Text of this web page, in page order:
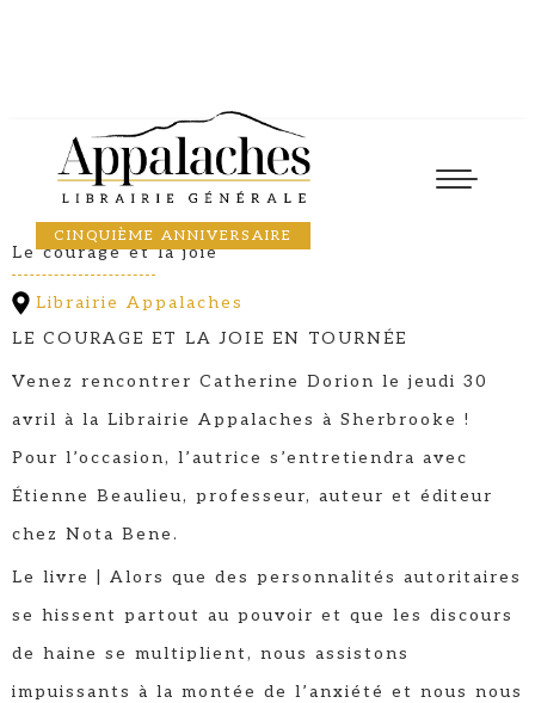
CINQUIÈME ANNIVERSAIRE
Lancement
April 2026 17:30
CATHERINE DORION
Le courage et la joie
Librairie Appalaches
LE COURAGE ET LA JOIE EN TOURNÉE
Venez rencontrer Catherine Dorion le jeudi 30
avril à la Librairie Appalaches à Sherbrooke !
Pour l’occasion, l’autrice s’entretiendra avec
Étienne Beaulieu, professeur, auteur et éditeur
chez Nota Bene.
Le livre | Alors que des personnalités autoritaires
se hissent partout au pouvoir et que les discours
de haine se multiplient, nous assistons
impuissants à la montée de l’anxiété et nous nous